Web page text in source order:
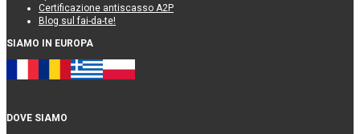
Certificazione antiscasso A2P
Blog sul fai-da-te!
SIAMO IN EUROPA
DOVE SIAMO